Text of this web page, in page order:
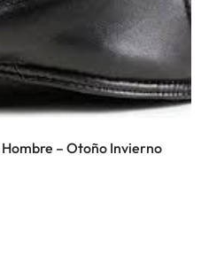
– Otoño Invierno